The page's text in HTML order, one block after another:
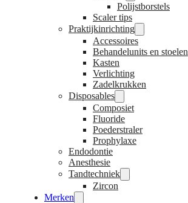
Polijstborstels
Scaler tips
Praktijkinrichting
Accessoires
Behandelunits en stoelen
Kasten
Verlichting
Zadelkrukken
Disposables
Composiet
Fluoride
Poederstraler
Prophylaxe
Endodontie
Anesthesie
Tandtechniek
Zircon
Merken